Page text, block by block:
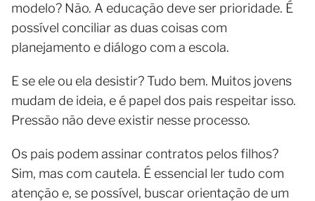
modelo? Não. A educação deve ser prioridade. É
possível conciliar as duas coisas com
planejamento e diálogo com a escola.
E se ele ou ela desistir? Tudo bem. Muitos jovens
mudam de ideia, e é papel dos pais respeitar isso.
Pressão não deve existir nesse processo.
Os pais podem assinar contratos pelos filhos?
Sim, mas com cautela. É essencial ler tudo com
atenção e, se possível, buscar orientação de um